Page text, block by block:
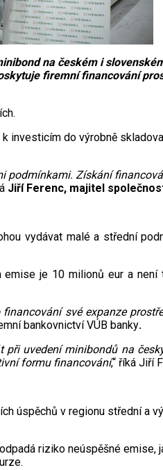
na českém i
firemní financování
investicím do výrobně
Získání
Jiří Ferenc, majitel
vydávat malé a střední
je 10 milionů eur a
své expanze
bankovnictví VÚB banky.
uvedení minibondů na
formu financování,“ říká Jiří
úspěchů v regionu střední a
riziko neúspěšné emise,